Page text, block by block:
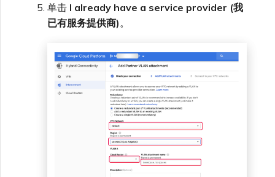
单击 I already have a service provider (我
已有服务提供商) 。